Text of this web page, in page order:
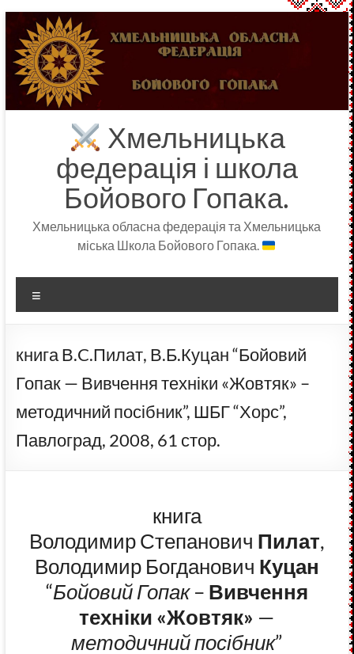
Перейти
вмісту
Хмельницька
федерація і школа
Бойового Гопака.
Хмельницька обласна федерація та Хмельницька
міська Школа Бойового Гопака.
книга В.C.Пилат, В.Б.Куцан “Бойовий
Гопак — Вивчення техніки «Жовтяк» –
методичний посібник”, ШБГ “Хорс”,
Павлоград, 2008, 61 стор.
книга
Володимир Степанович Пилат,
Володимир Богданович Куцан
“Бойовий Гопак– Вивчення
техніки «Жовтяк» —
методичний посібник”